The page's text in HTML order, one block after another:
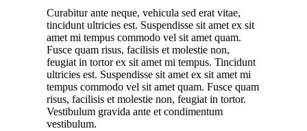
Curabitur ante neque, vehicula sed erat vitae,
tincidunt ultricies est. Suspendisse sit amet ex sit
amet mi tempus commodo vel sit amet quam.
Fusce quam risus, facilisis et molestie non,
feugiat in tortor ex sit amet mi tempus. Tincidunt
ultricies est. Suspendisse sit amet ex sit amet mi
tempus commodo vel sit amet quam. Fusce quam
risus, facilisis et molestie non, feugiat in tortor.
Vestibulum gravida ante et condimentum
vestibulum.